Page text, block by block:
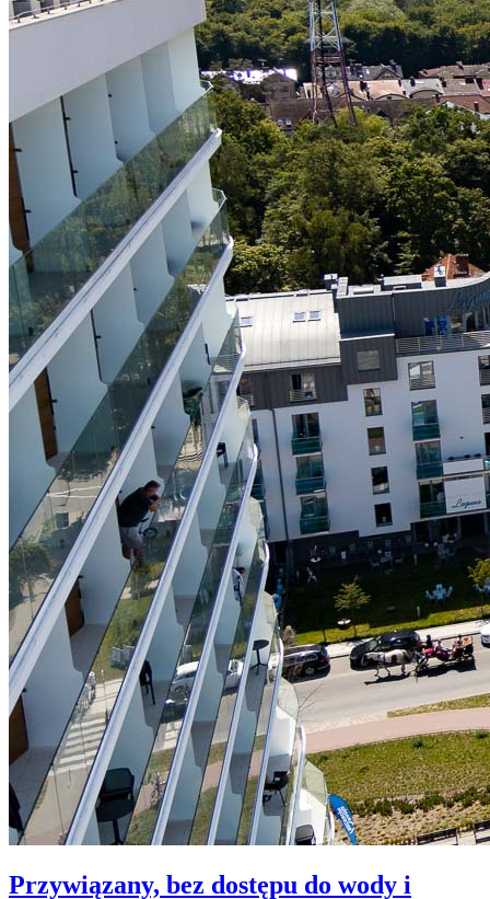
Przywiązany, bez dostępu do wody i